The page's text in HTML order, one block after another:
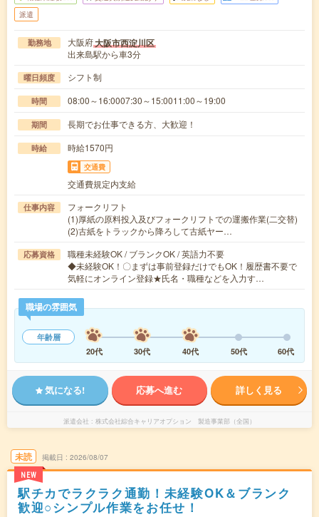
派遣
勤務地 大阪府大阪市西淀川区
出来島駅から車3分
曜日頻度 シフト制
時間 08:00～16:0007:30～15:0011:00～19:00
期間 長期でお仕事できる方、大歓迎！
時給 時給1570円
交通費
交通費規定内支給
仕事内容
フォークリフト
(1)厚紙の原料投入及びフォークリフトでの運搬作業(二交替)
(2)古紙をトラックから降ろして古紙ヤー…
応募資格
職種未経験OK / ブランクOK / 英語力不要
◆未経験OK！〇まずは事前登録だけでもOK！履歴書不要で
気軽にオンライン登録★氏名・職種などを入力す…
職場の雰囲気
年齢層
20代
30代 40代 50代 60代
気になる! 応募へ進む 詳しく見る
派遣会社 株式会社綜合キャリアオプション 製造事業部（全国）
未読
NEW
掲載日 2026/08/07
駅チカでラクラク通勤！未経験OK＆ブランク
歓迎○シンプル作業をお任せ！